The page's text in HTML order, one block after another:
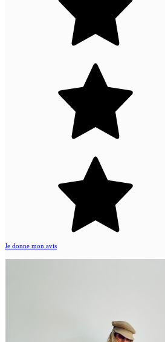
Je donne mon avis